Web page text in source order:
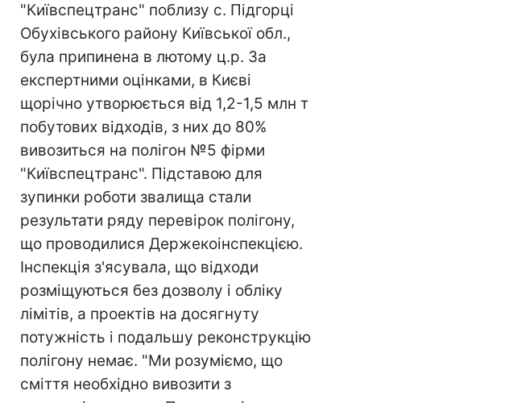
"Київспецтранс" поблизу с. Підгорці
Обухівського району Київської обл.,
була припинена в лютому ц.р. За
експертними оцінками, в Києві
щорічно утворюється від 1,2-1,5 млн т
побутових відходів, з них до 80%
вивозиться на полігон №5 фірми
"Київспецтранс". Підставою для
зупинки роботи звалища стали
результати ряду перевірок полігону,
що проводилися Держекоінспекцією.
Інспекція з'ясувала, що відходи
розміщуються без дозволу і обліку
лімітів, а проектів на досягнуту
потужність і подальшу реконструкцію
полігону немає. "Ми розуміємо, що
сміття необхідно вивозити з